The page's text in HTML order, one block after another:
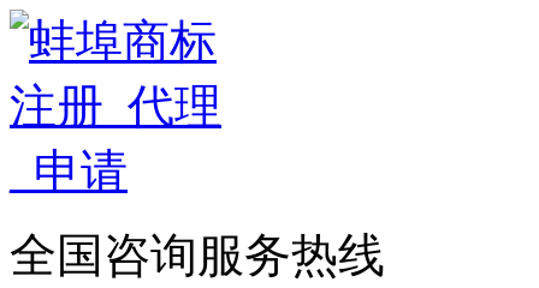
全国咨询服务热线